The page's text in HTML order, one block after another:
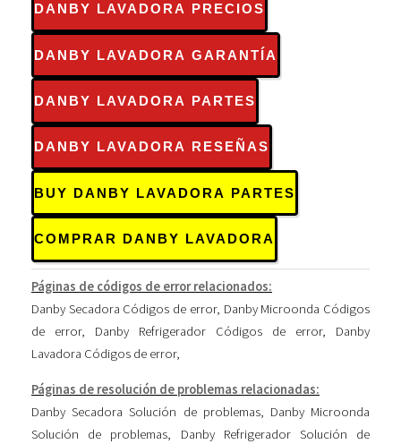
DANBY LAVADORA PRECIOS
DANBY LAVADORA GARANTÍA
DANBY LAVADORA PARTES
DANBY LAVADORA RESEÑAS
BUY DANBY LAVADORA PARTES
COMPRAR DANBY LAVADORA
Páginas de códigos de error relacionados:
Danby Secadora Códigos de error, Danby Microonda Códigos
de error, Danby Refrigerador Códigos de error, Danby
Lavadora Códigos de error,
Páginas de resolución de problemas relacionadas:
Danby Secadora Solución de problemas, Danby Microonda
Solución de problemas, Danby Refrigerador Solución de